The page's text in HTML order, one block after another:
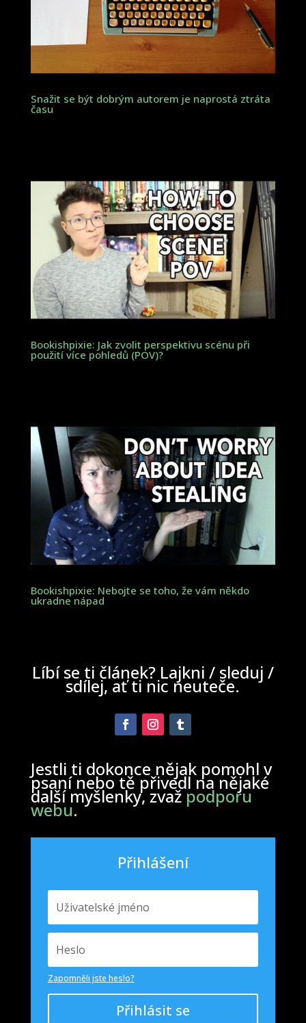
Snažit se být dobrým autorem je naprostá ztráta
času
Bookishpixie: Jak zvolit perspektivu scénu při
použití více pohledů (POV)?
Bookishpixie: Nebojte se toho, že vám někdo
ukradne nápad
Líbí se ti článek? Lajkni / sleduj /
sdílej, ať ti nic neuteče.
Jestli ti dokonce nějak pomohl v
psaní nebo tě přivedl na nějaké
další myšlenky, zvažpodporu
webu.
Přihlášení
Zapomněli jste heslo?
Přihlásit se